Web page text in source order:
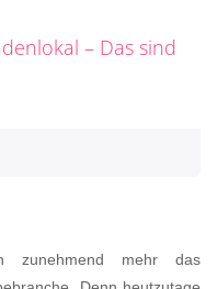
– Das sind
zunehmend mehr das